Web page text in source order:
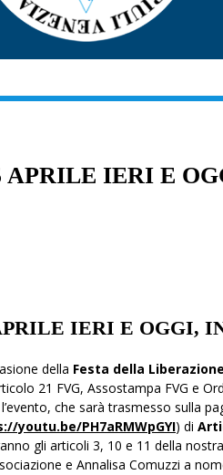
APRILE IERI E
IERI E OGGI,
della Festa della Liberazione
21 FVG, Assostampa FVG e
che sarà trasmesso sulla
youtu.be/PH7aRMWpGYI) di
gli articoli 3, 10 e 11 della
e Annalisa Comuzzi a